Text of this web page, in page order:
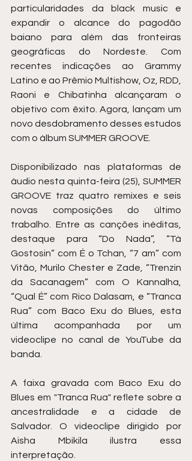
particularidades da black music e
expandir o alcance do pagodão
baiano para além das fronteiras
geográficas do Nordeste. Com
recentes indicações ao Grammy
Latino e ao Prêmio Multishow, Oz, RDD,
Raoni e Chibatinha alcançaram o
objetivo com êxito. Agora, lançam um
novo desdobramento desses estudos
com o álbum SUMMER GROOVE.
Disponibilizado nas plataformas de
áudio nesta quinta-feira (25), SUMMER
GROOVE traz quatro remixes e seis
novas composições do último
trabalho. Entre as canções inéditas,
destaque para “Do Nada”, “Tá
Gostosin” com É o Tchan, “7 am” com
Vitão, Murilo Chester e Zade, “Trenzin
da Sacanagem” com O Kannalha,
“Qual É” com Rico Dalasam, e “Tranca
Rua” com Baco Exu do Blues, esta
última acompanhada por um
videoclipe no canal de YouTube da
banda.
A faixa gravada com Baco Exu do
Blues em "Tranca Rua" reflete sobre a
ancestralidade e a cidade de
Salvador. O videoclipe dirigido por
Aisha Mbikila ilustra essa
interpretação.